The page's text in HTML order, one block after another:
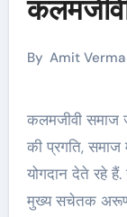
By Amit Verma
कलमजीवी समाज जाति नहीं जमात को मानता है जो राज्य और देश
की प्रगति,
योगदान देते रहे हैं.
मुख्य सचेतक अरूण